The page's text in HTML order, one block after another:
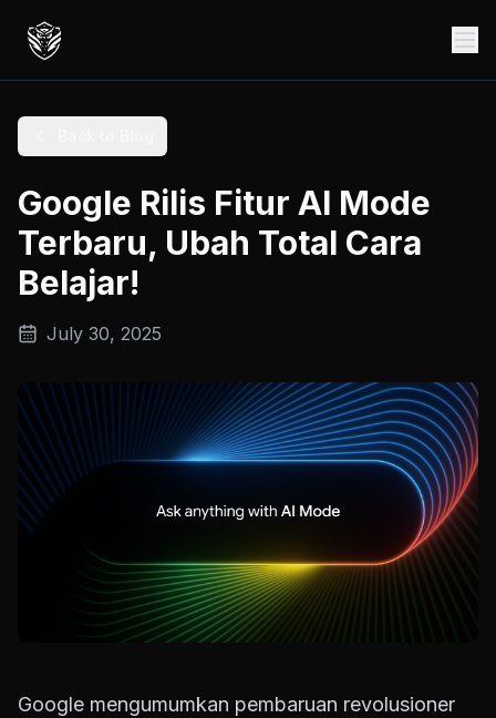
Google Rilis Fitur AI Mode
Terbaru, Ubah Total Cara
Belajar!
July 30, 2025
Google mengumumkan pembaruan revolusioner